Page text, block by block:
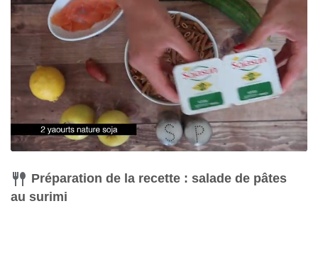
Préparation de la recette : salade de pâtes
au surimi